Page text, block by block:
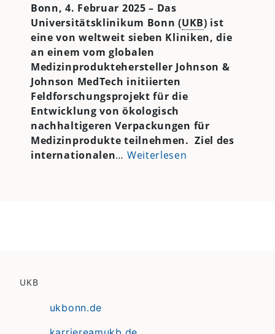
Bonn, 4. Februar 2025 – Das
Universitätsklinikum Bonn (UKB) ist
eine von weltweit sieben Kliniken, die
an einem vom globalen
Medizinproduktehersteller Johnson &
Johnson MedTech initiierten
Feldforschungsprojekt für die
Entwicklung von ökologisch
nachhaltigeren Verpackungen für
Medizinprodukte teilnehmen. Ziel des
internationalen… Weiterlesen
UKB
ukbonn.de